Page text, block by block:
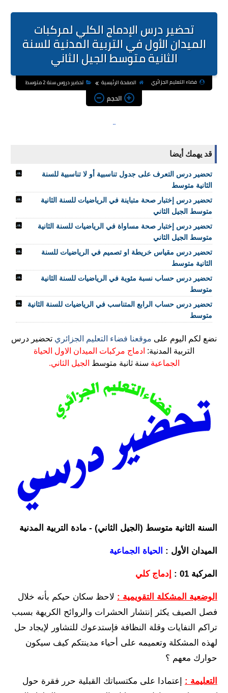
تحضير درس الإدماج الكلي لمركبات
الميدان الأول في التربية المدنية للسنة
الثانية متوسط الجيل الثاني
فضاء التعليم الجزائري الصفحة الرئيسية تحضير دروس سنة 2 متوسط
الحجم
قد يهمك أيضا
تحضير درس التعرف على جدول تناسبية أو لا تناسبية للسنة
الثانية متوسط
تحضير درس إختبار صحة متباينة في الرياضيات للسنة الثانية
متوسط الجيل الثاني
تحضير درس إختبار صحة مساواة في الرياضيات للسنة الثانية
متوسط الجيل الثاني
تحضير درس مقياس خريطة او تصميم في الرياضيات للسنة
الثانية متوسط
تحضير درس حساب نسبة مئوية في الرياضيات للسنة الثانية
متوسط
تحضير درس حساب الرابع المتناسب في الرياضيات للسنة الثانية
متوسط
نضع لكم اليوم على موقعنا فضاء التعليم الجزائري تحضير درس
التربية المدنية: ادماج مركبات الميدان الاول الحياة
الجماعية سنة ثانية متوسط الجيل الثاني.
السنة الثانية متوسط (الجيل الثاني) - مادة التربية المدنية
الميدان الأول : الحياة الجماعية
المركبة 01 : إدماج كلي
الوضعية المشكلة التقويمية : لاحظ سكان حيكم بأنه خلال
فصل الصيف يكثر إنتشار الحشرات والروائح الكريهة بسبب
تراكم النفايات وقلة النظافة فإستدعوك للتشاور لإيجاد حل
لهذه المشكلة وتعميمه على أحياء مدينتكم كيف سيكون
حوارك معهم ؟
التعليمة : إعتمادا على مكتسباتك القبلية حرر فقرة حول